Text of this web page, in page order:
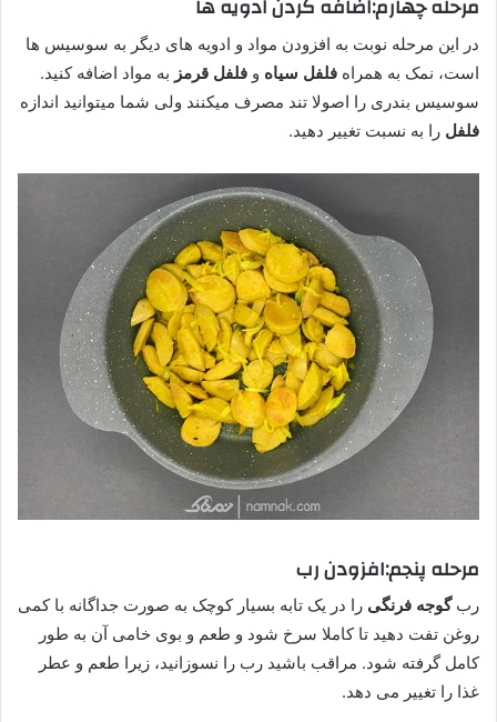
مرحله چهارم:اضافه کردن ادویه ها
در این مرحله نوبت به افزودن مواد و ادویه های دیگر به سوسیس ها
است، نمک به همراه فلفل سیاه و فلفل قرمز به مواد اضافه کنید.
سوسیس بندری را اصولا تند مصرف میکنند ولی شما میتوانید اندازه
فلفل را به نسبت تغییر دهید.
مرحله پنجم:افزودن رب
ربگوجه فرنگی را در یک تابه بسیار کوچک به صورت جداگانه با کمی
روغن تفت دهید تا کاملا سرخ شود و طعم و بوی خامی آن به طور
کامل گرفته شود. مراقب باشید رب را نسوزانید، زیرا طعم و عطر
غذا را تغییر می دهد.